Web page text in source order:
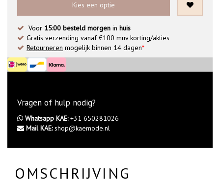
OMSCHRIJVING
Kies een optie
Voor 15:00 besteld morgen in huis
Gratis verzending vanaf €100 muv korting/akties
Retourneren mogelijk binnen 14 dagen*
Vragen of hulp nodig?
Whatsapp KAE:+31 650281026
Mail KAE:shop@kaemode.nl